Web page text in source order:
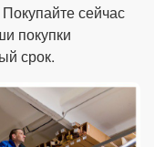
сейчас
покупки
срок.